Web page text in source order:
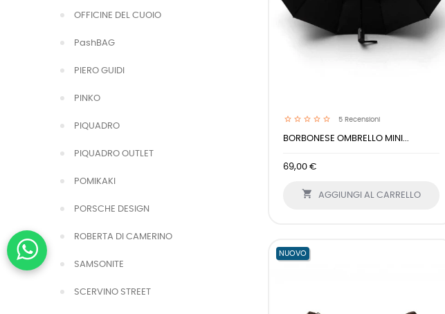
OFFICINE DEL CUOIO
PashBAG
PIERO GUIDI
PINKO
PIQUADRO
PIQUADRO OUTLET
POMIKAKI
PORSCHE DESIGN
ROBERTA DI CAMERINO
SAMSONITE
SCERVINO STREET
5 Recensioni
BORBONESE OMBRELLO MINI...
69,00 €
 AGGIUNGI AL CARRELLO
NUOVO